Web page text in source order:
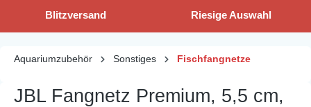
Blitzversand Riesige Auswahl
Aquariumzubehör Sonstiges Fischfangnetze
JBL Fangnetz Premium, 5,5 cm,